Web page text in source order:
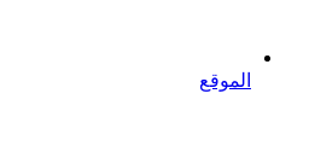
الموقع